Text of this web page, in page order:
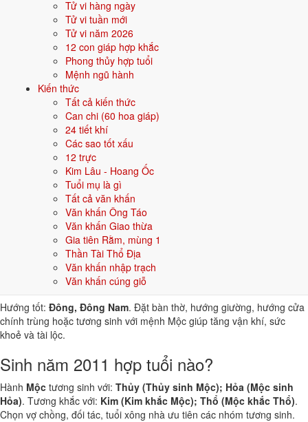
Tử vi hàng ngày
Tử vi tuần mới
Tử vi năm 2026
12 con giáp hợp khắc
Phong thủy hợp tuổi
Mệnh ngũ hành
Kiến thức
Tất cả kiến thức
Can chi (60 hoa giáp)
24 tiết khí
Các sao tốt xấu
12 trực
Kim Lâu - Hoang Ốc
Tuổi mụ là gì
Tất cả văn khấn
Văn khấn Ông Táo
Văn khấn Giao thừa
Gia tiên Rằm, mùng 1
Thần Tài Thổ Địa
Văn khấn nhập trạch
Văn khấn cúng giỗ
bộ chữ Hán thuộc hành bản mệnh hoặc hành tương sinh; tránh bộ chữ
thuộc hành tương khắc. Dưới đây là gợi ý cho
👧 Nữ
Gợi ý tên đẹp cho Nam mệnh Mộc:
Quang Lâm Bảo Sơn Tùng Lâm
Sinh năm 2011 hợp gì - kỵ gì
Người sinh năm2011mệnh
hợp các yếu tố thuộc bản mệnh và
tương sinh, kỵ các yếu tố tương khắc. Cụ thể trên 5 phương diện:
Sinh năm 2011 hợp màu gì?
Người mệnhMộcsinh năm 2011 nên ưu tiên các màu thuộc bản
mệnh và màu tương sinh:Xanh lá, Xanh lục
sơn nhà, vật phẩm phong thuỷ.
Sinh năm 2011 hợp hướng nào?
Hướng tốt: Đông, Đông Nam. Đặt bàn thờ, hướng giường, hướng cửa
chính trùng hoặc tương sinh với mệnh Mộc giúp tăng vận khí, sức
khoẻ và tài lộc.
Sinh năm 2011 hợp tuổi nào?
Hành Mộc tương sinh với: Thủy (Thủy sinh Mộc); Hỏa (Mộc sinh
Hỏa). Tương khắc với: Kim (Kim khắc Mộc); Thổ (Mộc khắc Thổ).
Chọn vợ chồng, đối tác, tuổi xông nhà ưu tiên các nhóm tương sinh.